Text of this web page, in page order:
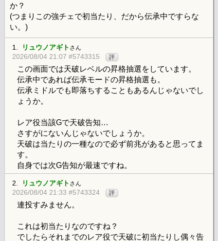
か？
(つまりこの強チェで初当たり、だから伝承中ですらな
い。)
1. リュウノアギト さん
2026/08/04 21:07 #5743315 評
この画面では天破レベルの昇格抽選をしています。
伝承中であれば伝承モードの昇格抽選も。
伝承ミドルでも即落ちすることもあるんじゃないでし
ょうか。
レア役当該Gで天破告知…
さすがにないんじゃないでしょうか。
天破は当たりの一種なので必ず前兆があると思ってま
す。
自身では次G告知が最速ですね。
2. リュウノアギト さん
2026/08/04 21:33 #5743324 評
連投すみません。
これは初当たりなのですね？
でしたらそれまでのレア役で天破に初当たりし偶々告